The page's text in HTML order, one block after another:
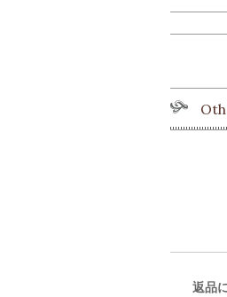
返品